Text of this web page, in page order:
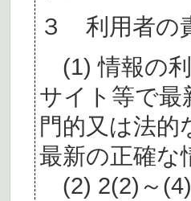
３ 利用者の
(1) 情報の
サイト等で最
門的又は法的
最新の正確な
(2) 2(2)～